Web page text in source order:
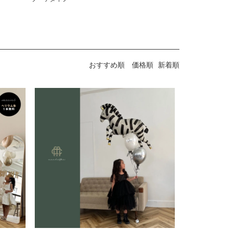
おすすめ順 価格順 新着順